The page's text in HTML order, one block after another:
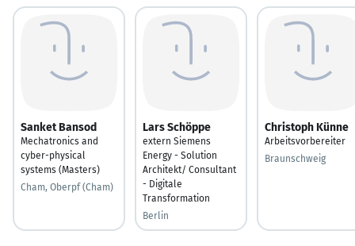
Sanket Bansod
Mechatronics and
cyber-physical
systems (Masters)
Cham, Oberpf (Cham)
Lars Schöppe
extern Siemens
Energy - Solution
Architekt/ Consultant
- Digitale
Transformation
Berlin
Christoph Künne
Arbeitsvorbereiter
Braunschweig